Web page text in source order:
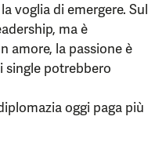
voglia di emergere. Sul
ma è
amore, la passione è
single potrebbero
oggi paga più